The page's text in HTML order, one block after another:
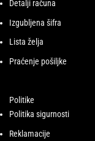
Detalji računa
Izgubljena šifra
Lista želja
Praćenje pošiljke
Politike
Politika sigurnosti
Reklamacije